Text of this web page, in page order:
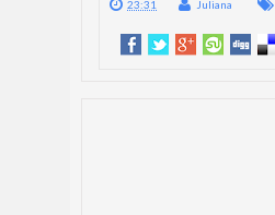
23:31 Juliana